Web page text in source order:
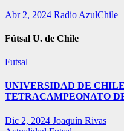
Abr 2, 2024 Radio AzulChile
Fútsal U. de Chile
Futsal
UNIVERSIDAD DE
TETRACAMPEONATO
Dic 2, 2024 Joaquín Rivas